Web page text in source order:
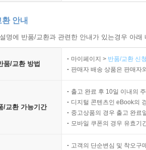
안내
명에 반품/교환과 관련한 안내가 있는경우 아
품/교환 방법
마이페이지 > 반품/교환 신
판매자 배송 상품은 판매자
/교환 가능기간
출고 완료 후 10일 이내의
디지털 콘텐츠인 eBook의
중고상품의 경우 출고 완료
모바일 쿠폰의 경우 유효기
고객의 단순변심 및 착오구